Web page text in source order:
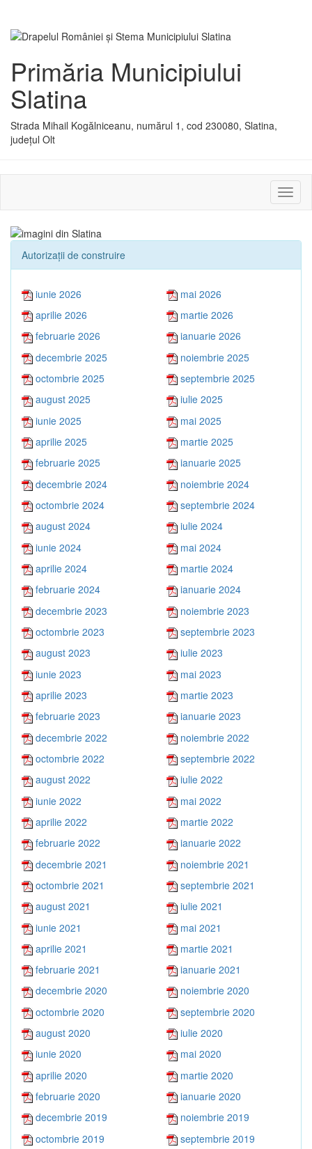
Primăria Municipiului
Slatina
Strada Mihail Kogălniceanu, numărul 1, cod 230080, Slatina,
județul Olt
sau
Autorizaţii de construire
iunie 2026
mai 2026
aprilie 2026
martie 2026
februarie 2026
ianuarie 2026
decembrie 2025
noiembrie 2025
octombrie 2025
septembrie 2025
august 2025
iulie 2025
iunie 2025
mai 2025
aprilie 2025
martie 2025
februarie 2025
ianuarie 2025
decembrie 2024
noiembrie 2024
octombrie 2024
septembrie 2024
august 2024
iulie 2024
iunie 2024
mai 2024
aprilie 2024
martie 2024
februarie 2024
ianuarie 2024
decembrie 2023
noiembrie 2023
octombrie 2023
septembrie 2023
august 2023
iulie 2023
iunie 2023
mai 2023
aprilie 2023
martie 2023
februarie 2023
ianuarie 2023
decembrie 2022
noiembrie 2022
octombrie 2022
septembrie 2022
august 2022
iulie 2022
iunie 2022
mai 2022
aprilie 2022
martie 2022
februarie 2022
ianuarie 2022
decembrie 2021
noiembrie 2021
octombrie 2021
septembrie 2021
august 2021
iulie 2021
iunie 2021
mai 2021
aprilie 2021
martie 2021
februarie 2021
ianuarie 2021
decembrie 2020
noiembrie 2020
octombrie 2020
septembrie 2020
august 2020
iulie 2020
iunie 2020
mai 2020
aprilie 2020
martie 2020
februarie 2020
ianuarie 2020
decembrie 2019
noiembrie 2019
octombrie 2019
septembrie 2019